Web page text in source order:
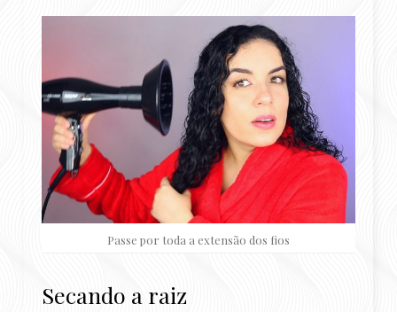
Passe por toda a extensão dos fios
Secando a raiz